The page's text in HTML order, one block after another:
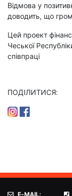
Відмова у
доводить, що
Цей проект
Чеської
співпраці
ПОДІЛИТИСЯ:
E-MAIL: